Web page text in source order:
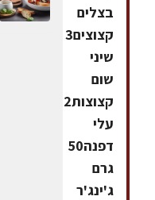
בצלים
קצוצים3
שיני
שום
קצוצות2
עלי
דפנה50
גרם
ג'ינג'ר